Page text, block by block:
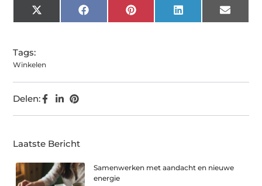
X
(Twitter)
FacebookPinterest LinkedIn Email
Tags:
Winkelen
Delen:
Laatste Bericht
Samenwerken met aandacht en nieuwe
energie